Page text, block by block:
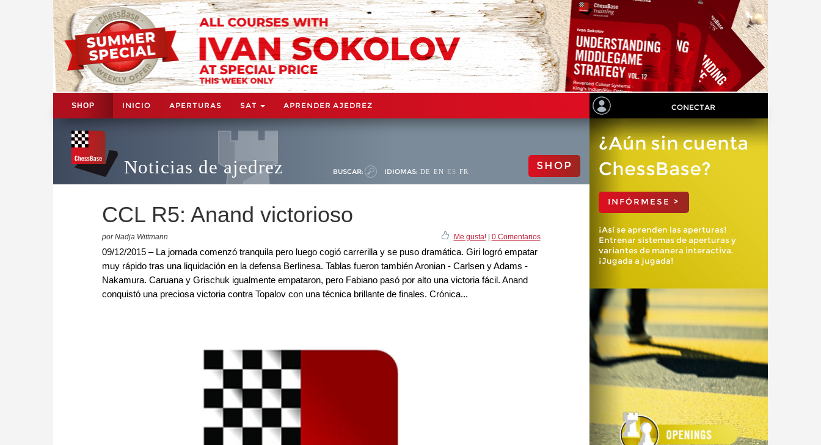
SHOP INICIO APERTURAS SAT APRENDER AJEDREZ CONECTAR
Noticias de ajedrez BUSCAR: IDIOMAS: DE EN ES FR SHOP
CCL R5: Anand victorioso
por Nadja Wittmann Me gusta!| 0 Comentarios
09/12/2015 – La jornada comenzó tranquila pero luego cogió carrerilla y se puso dramática. Giri logró empatar
muy rápido tras una liquidación en la defensa Berlinesa. Tablas fueron también Aronian - Carlsen y Adams -
Nakamura. Caruana y Grischuk igualmente empataron, pero Fabiano pasó por alto una victoria fácil. Anand
conquistó una preciosa victoria contra Topalov con una técnica brillante de finales. Crónica...
¿Aún sin cuenta
ChessBase?
INFÓRMESE >
¡Así se aprenden las aperturas!
Entrenar sistemas de aperturas y
variantes de manera interactiva.
¡Jugada a jugada!